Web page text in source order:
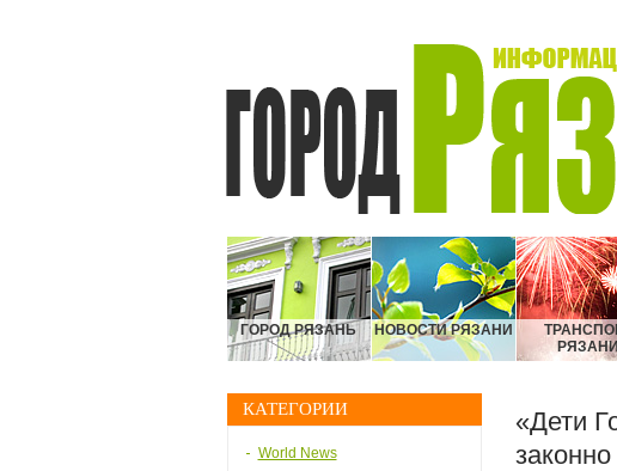
ГОРОД РЯЗАНЬ НОВОСТИ РЯЗАНИ
РЯЗАНИ
КАТЕГОРИИ
World News
«Дети